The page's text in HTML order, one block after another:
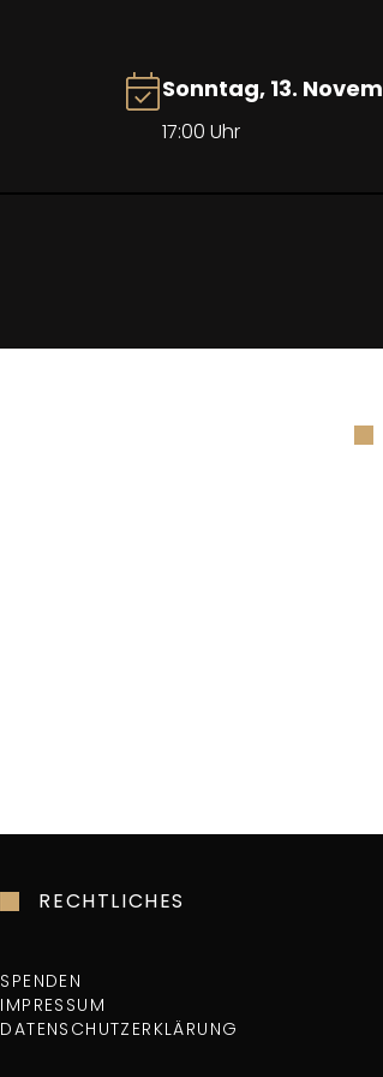
Sonntag, 13.
17:00 Uhr
RECHTLICHES
SPENDEN
IMPRESSUM
DATENSCHUTZERKLÄRUNG